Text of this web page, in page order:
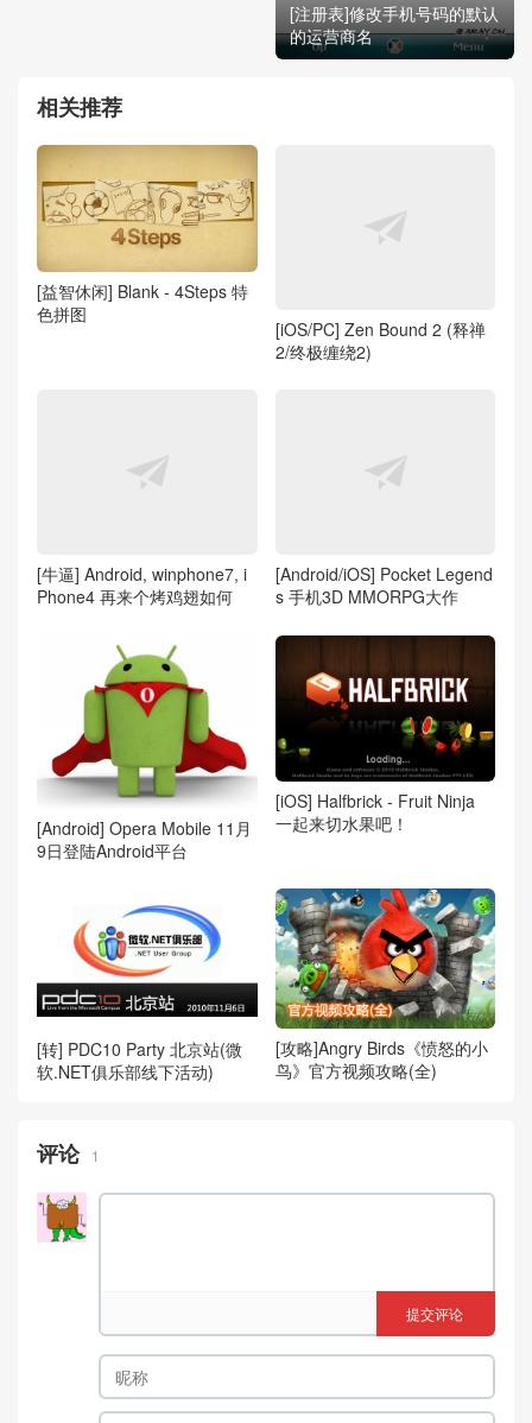
[注册表]修改手机号码的默认
的运营商名
相关推荐
[益智休闲] Blank - 4Steps 特
色拼图
[iOS/PC] Zen Bound 2 (释禅
2/终极缠绕2)
[牛逼] Android, winphone7, i
Phone4 再来个烤鸡翅如何
[Android/iOS] Pocket Legend
s 手机3D MMORPG大作
[Android] Opera Mobile 11月
9日登陆Android平台
[iOS] Halfbrick - Fruit Ninja
一起来切水果吧！
[转] PDC10 Party 北京站(微
软.NET俱乐部线下活动)
[攻略]Angry Birds《愤怒的小
鸟》官方视频攻略(全)
评论 1
提交评论